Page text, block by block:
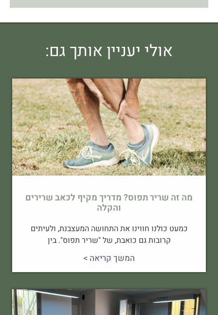
אולי יעניין אותך גם:
מה זה שריר תפוס? מדריך מקיף לכאב שרירים
והקלה
כמעט כולנו חווינו את התחושה המעצבנת, ולעיתים
קרובות גם כואבת, של "שריר תפוס". בין
המשך קריאה >